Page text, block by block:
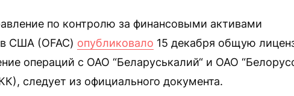
по контролю за финансовыми активами
США (OFAC) опубликовало 15 декабря общую
операций с ОАО “Беларуськалий“ и ОАО
следует из официального документа.